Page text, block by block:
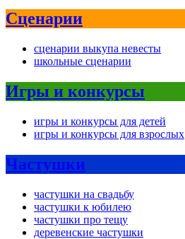
Сценарии
сценарии выкупа невесты
школьные сценарии
Игры и конкурсы
игры и конкурсы для детей
игры и конкурсы для взрослых
Частушки
частушки на свадьбу
частушки к юбилею
частушки про тещу
деревенские частушки